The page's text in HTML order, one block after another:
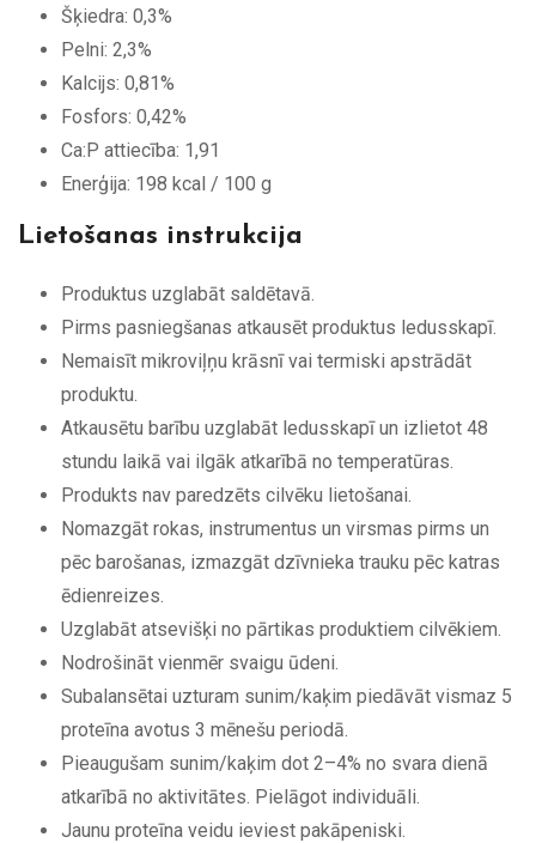
Šķiedra: 0,3%
Pelni: 2,3%
Kalcijs: 0,81%
Fosfors: 0,42%
Ca:P attiecība: 1,91
Enerģija: 198 kcal / 100 g
Lietošanas instrukcija
Produktus uzglabāt saldētavā.
Pirms pasniegšanas atkausēt produktus ledusskapī.
Nemaisīt mikroviļņu krāsnī vai termiski apstrādāt
produktu.
Atkausētu barību uzglabāt ledusskapī un izlietot 48
stundu laikā vai ilgāk atkarībā no temperatūras.
Produkts nav paredzēts cilvēku lietošanai.
Nomazgāt rokas, instrumentus un virsmas pirms un
pēc barošanas, izmazgāt dzīvnieka trauku pēc katras
ēdienreizes.
Uzglabāt atsevišķi no pārtikas produktiem cilvēkiem.
Nodrošināt vienmēr svaigu ūdeni.
Subalansētai uzturam sunim/kaķim piedāvāt vismaz 5
proteīna avotus 3 mēnešu periodā.
Pieaugušam sunim/kaķim dot 2–4% no svara dienā
atkarībā no aktivitātes. Pielāgot individuāli.
Jaunu proteīna veidu ieviest pakāpeniski.